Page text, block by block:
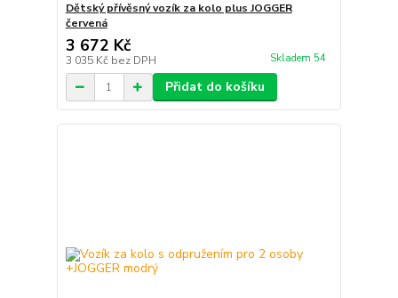
Dětský přívěsný vozík za kolo plus JOGGER
červená
3 672 Kč
3 035 Kč bez DPH Skladem 54
Přidat do košíku